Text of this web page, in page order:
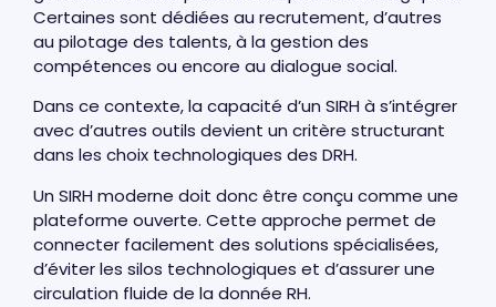
Certaines sont dédiées au recrutement, d’autres
au pilotage des talents, à la gestion des
compétences ou encore au dialogue social.
Dans ce contexte, la capacité d’un SIRH à s’intégrer
avec d’autres outils devient un critère structurant
dans les choix technologiques des DRH.
Un SIRH moderne doit donc être conçu comme une
plateforme ouverte. Cette approche permet de
connecter facilement des solutions spécialisées,
d’éviter les silos technologiques et d’assurer une
circulation fluide de la donnée RH.